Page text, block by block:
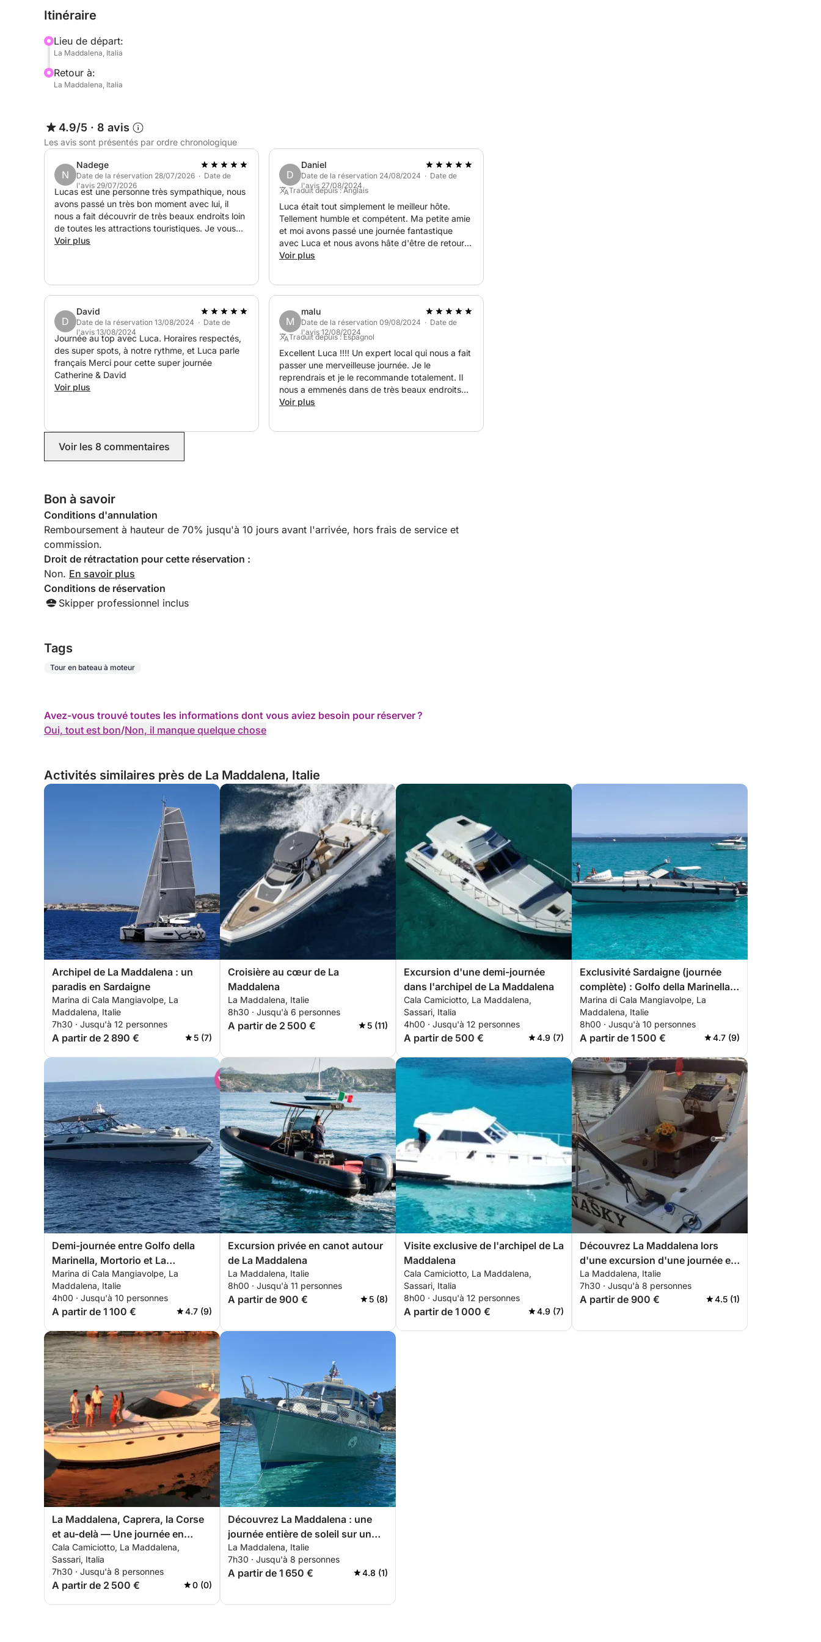
Le dériveur mesure 7 mètres de long, est équipé d'un moteur de 150 chevaux et peut accueillir
Il est équipé d'un auvent avec radio Bluetooth (vous permettant de connecter votre smartphone
pour écouter votre musique préférée), d'une échelle confortable, d'une douche et de tout le
matériel de sécurité.
- Le capitaine : 150 € par jour
- Le carburant, calculé selon la consommation pour une excursion recommandée par le
capitaine : environ 100 €. 150 € au départ de Palau.
N'hésitez pas à me contacter via Click&Boat pour réserver ce magnifique dériveur. Au plaisir
de vous accueillir !
Itinéraire
Lieu de départ:
La Maddalena, Italia
Retour à:
La Maddalena, Italia
4.9/5 · 8 avis
Les avis sont présentés par ordre chronologique
N
Nadege
Date de la réservation 28/07/2026 · Date de
l'avis 29/07/2026
Lucas est une personne très sympathique, nous
avons passé un très bon moment avec lui, il
nous a fait découvrir de très beaux endroits loin
de toutes les attractions touristiques. Je vous
conseille fortement de réserver avec lui. C’était
Voir plus
D
Daniel
Date de la réservation 24/08/2024 · Date de
l'avis 27/08/2024
Traduit depuis : Anglais
Luca était tout simplement le meilleur hôte.
Tellement humble et compétent. Ma petite amie
et moi avons passé une journée fantastique
avec Luca et nous avons hâte d'être de retour
sur sa magnifique île natale !
Voir plus
D
David
Date de la réservation 13/08/2024 · Date de
l'avis 13/08/2024
Journée au top avec Luca. Horaires respectés,
des super spots, à notre rythme, et Luca parle
français Merci pour cette super journée
Catherine & David
Voir plus
M
malu
Date de la réservation 09/08/2024 · Date de
l'avis 12/08/2024
Traduit depuis : Espagnol
Excellent Luca !!!! Un expert local qui nous a fait
passer une merveilleuse journée. Je le
reprendrais et je le recommande totalement. Il
nous a emmenés dans de très beaux endroits…
et ses recommandations sur la Maddalena
Voir plus
Voir les 8 commentaires
Bon à savoir
Conditions d'annulation
Remboursement à hauteur de 70% jusqu'à 10 jours avant l'arrivée, hors frais de service et
commission.
Droit de rétractation pour cette réservation :
Non. En savoir plus
Conditions de réservation
Skipper professionnel inclus
Tags
Tour en bateau à moteur
Avez-vous trouvé toutes les informations dont vous aviez besoin pour réserver ?
Oui, tout est bon/Non, il manque quelque chose
Activités similaires près de La Maddalena, Italie
Archipel de La Maddalena : un
paradis en Sardaigne
Marina di Cala Mangiavolpe, La
Maddalena, Italie
7h30 · Jusqu'à 12 personnes
A partir de 2 890 € 5 (7)
Croisière au cœur de La
Maddalena
La Maddalena, Italie
8h30 · Jusqu'à 6 personnes
A partir de 2 500 € 5 (11)
Excursion d'une demi-journée
dans l'archipel de La Maddalena
Cala Camiciotto, La Maddalena,
Sassari, Italia
4h00 · Jusqu'à 12 personnes
A partir de 500 € 4.9 (7)
Exclusivité Sardaigne (journée
complète) : Golfo della Marinella,
Mortorio et La Maddalena
Marina di Cala Mangiavolpe, La
Maddalena, Italie
8h00 · Jusqu'à 10 personnes
A partir de 1 500 € 4.7 (9)
Demi-journée entre Golfo della
Marinella, Mortorio et La
Maddalena
Marina di Cala Mangiavolpe, La
Maddalena, Italie
4h00 · Jusqu'à 10 personnes
A partir de 1 100 € 4.7 (9)
Excursion privée en canot autour
de La Maddalena
La Maddalena, Italie
8h00 · Jusqu'à 11 personnes
A partir de 900 € 5 (8)
Visite exclusive de l'archipel de La
Maddalena
Cala Camiciotto, La Maddalena,
Sassari, Italia
8h00 · Jusqu'à 12 personnes
A partir de 1 000 € 4.9 (7)
Découvrez La Maddalena lors
d'une excursion d'une journée en
bateau à moteur.
La Maddalena, Italie
7h30 · Jusqu'à 8 personnes
A partir de 900 € 4.5 (1)
La Maddalena, Caprera, la Corse
et au-delà — Une journée en
bateau parmi les plus belles mers
de la Méditerranée
Cala Camiciotto, La Maddalena,
Sassari, Italia
7h30 · Jusqu'à 8 personnes
A partir de 2 500 € 0 (0)
Découvrez La Maddalena : une
journée entière de soleil sur un
bateau à moteur
La Maddalena, Italie
7h30 · Jusqu'à 8 personnes
A partir de 1 650 € 4.8 (1)